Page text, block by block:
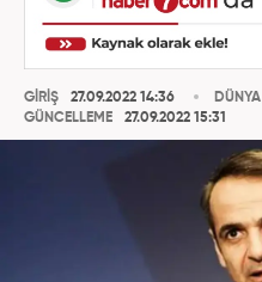
GİRİŞ
27.09.2022 14:36
GÜNCELLEME
27.09.2022 15:31
DÜNYA